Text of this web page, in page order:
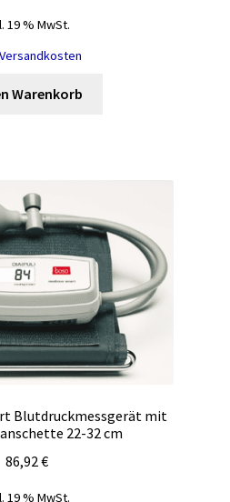
19 % MwSt.
Versandkosten
Warenkorb
Blutdruckmessgerät mit
22-32 cm
86,92€
19 % MwSt.